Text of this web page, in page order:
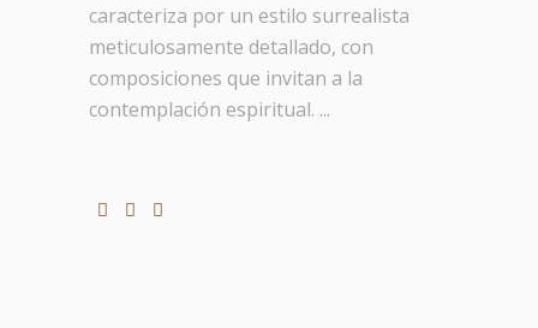
caracteriza por un estilo surrealista
meticulosamente detallado, con
composiciones que invitan a la
contemplación espiritual. ...